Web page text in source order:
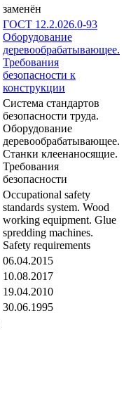
заменён
ГОСТ 12.2.026.0-93
Оборудование
деревообрабатывающее.
Требования
безопасности к
конструкции
Система стандартов
безопасности труда.
Оборудование
деревообрабатывающее.
Станки клеенаносящие.
Требования
безопасности
Occupational safety
standards system. Wood
working equipment. Glue
spredding machines.
Safety requirements
06.04.2015
10.08.2017
19.04.2010
30.06.1995